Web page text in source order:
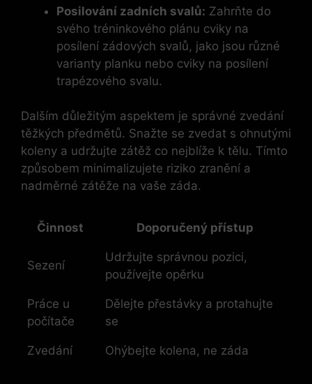
Posilování zadních svalů: Zahrňte do
svého tréninkového plánu cviky na
posílení zádových svalů, jako jsou různé
varianty planku nebo cviky na posílení
trapézového svalu.
Dalším důležitým aspektem je správné zvedání
těžkých předmětů. Snažte se zvedat s ohnutými
koleny a udržujte zátěž co nejblíže k tělu. Tímto
způsobem minimalizujete riziko zranění a
nadměrné zátěže na vaše záda.
Činnost Doporučený přístup
Sezení
Udržujte správnou pozici,
používejte opěrku
Práce u
počítače
Dělejte přestávky a protahujte
se
Zvedání Ohýbejte kolena, ne záda